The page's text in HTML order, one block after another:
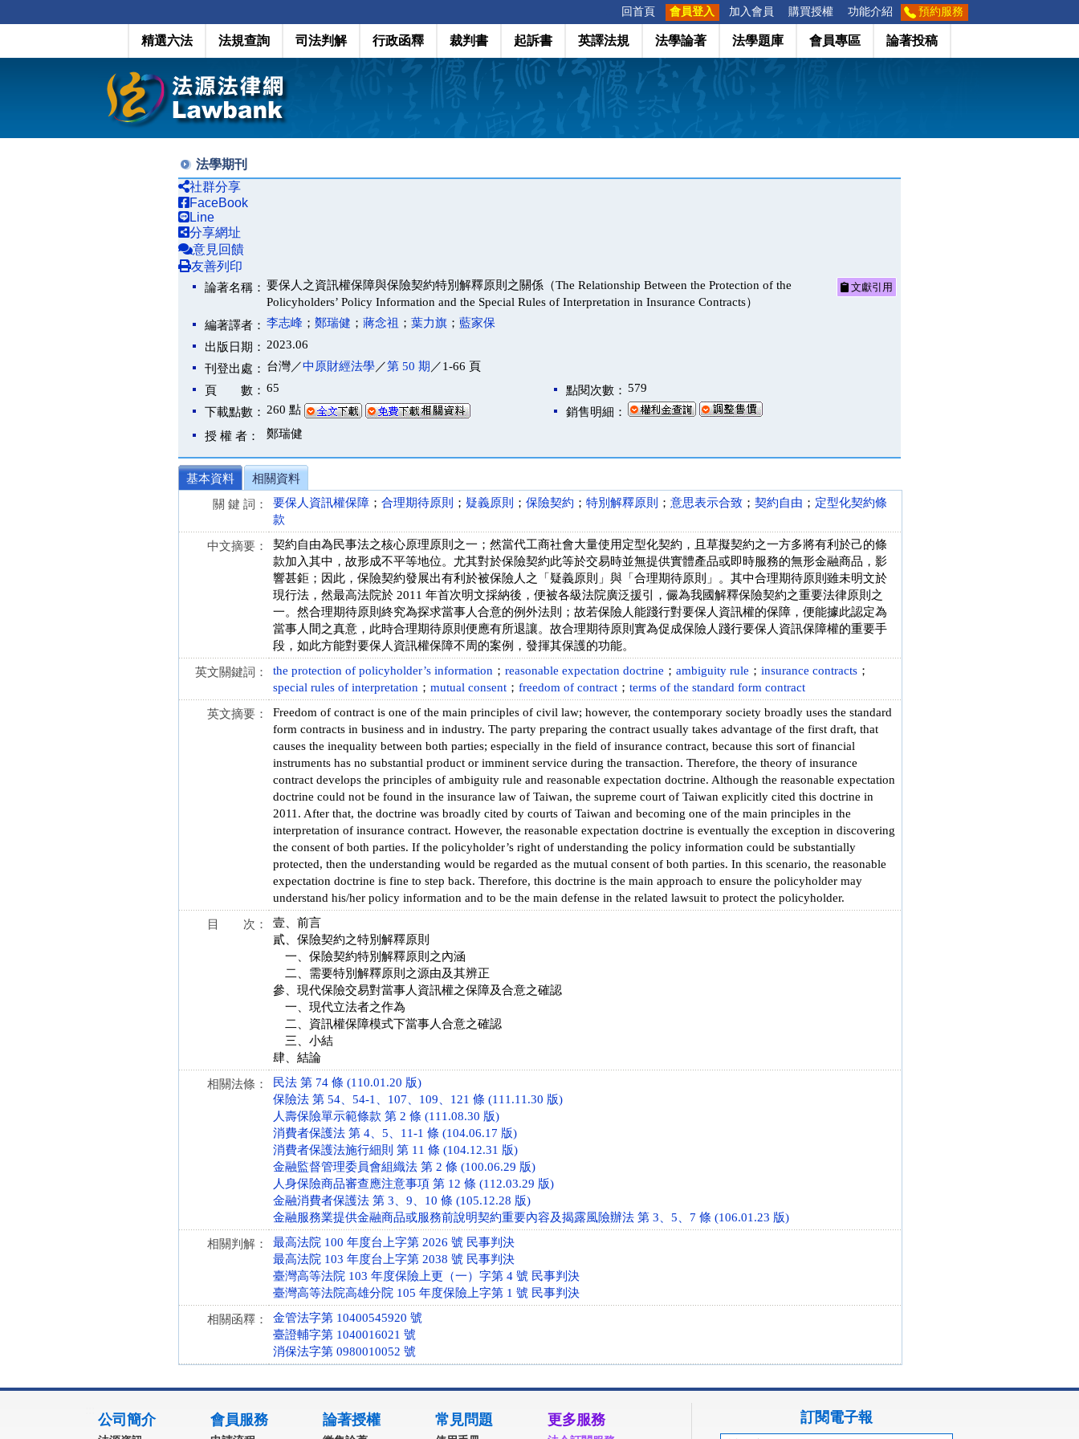
回首頁 會員登入 加入會員 購買授權 功能介紹 預約服務
精選六法 法規查詢 司法判解 行政函釋 裁判書 起訴書 英譯法規 法學論著 法學題庫 會員專區 論著投稿
法學期刊
社群分享
FaceBook
Line
分享網址
意見回饋
友善列印
論著名稱： 要保人之資訊權保障與保險契約特別解釋原則之關係（The Relationship Between the Protection of the
Policyholders’ Policy Information and the Special Rules of Interpretation in Insurance Contracts）
文獻引用
編著譯者： 李志峰 ； 鄭瑞健 ； 蔣念祖 ； 葉力旗 ； 藍家保
出版日期： 2023.06
刊登出處： 台灣／中原財經法學／第 50 期 ／1-66 頁
頁 數： 65 點閱次數： 579
下載點數： 260 點
銷售明細：
授 權 者：
鄭瑞健
基本資料
相關資料
關 鍵 詞：
要保人資訊權保障 ； 合理期待原則 ； 疑義原則 ； 保險契約 ； 特別解釋原則 ； 意思表示合致 ； 契約自由 ； 定型化契約條
款
中文摘要：
契約自由為民事法之核心原理原則之一；然當代工商社會大量使用定型化契約，且草擬契約之一方多將有利於己的條
款加入其中，故形成不平等地位。尤其對於保險契約此等於交易時並無提供實體產品或即時服務的無形金融商品，影
響甚鉅；因此，保險契約發展出有利於被保險人之「疑義原則」與「合理期待原則」。其中合理期待原則雖未明文於
現行法，然最高法院於 2011 年首次明文採納後，便被各級法院廣泛援引，儼為我國解釋保險契約之重要法律原則之
一。然合理期待原則終究為探求當事人合意的例外法則；故若保險人能踐行對要保人資訊權的保障，便能據此認定為
當事人間之真意，此時合理期待原則便應有所退讓。故合理期待原則實為促成保險人踐行要保人資訊保障權的重要手
段，如此方能對要保人資訊權保障不周的案例，發揮其保護的功能。
英文關鍵詞： the protection of policyholder’s information ； reasonable expectation doctrine ； ambiguity rule ； insurance contracts ；
special rules of interpretation ； mutual consent ； freedom of contract ； terms of the standard form contract
英文摘要：
Freedom of contract is one of the main principles of civil law; however, the contemporary society broadly uses the standard
form contracts in business and in industry. The party preparing the contract usually takes advantage of the first draft, that
causes the inequality between both parties; especially in the field of insurance contract, because this sort of financial
instruments has no substantial product or imminent service during the transaction. Therefore, the theory of insurance
contract develops the principles of ambiguity rule and reasonable expectation doctrine. Although the reasonable expectation
doctrine could not be found in the insurance law of Taiwan, the supreme court of Taiwan explicitly cited this doctrine in
2011. After that, the doctrine was broadly cited by courts of Taiwan and becoming one of the main principles in the
interpretation of insurance contract. However, the reasonable expectation doctrine is eventually the exception in discovering
the consent of both parties. If the policyholder’s right of understanding the policy information could be substantially
protected, then the understanding would be regarded as the mutual consent of both parties. In this scenario, the reasonable
expectation doctrine is fine to step back. Therefore, this doctrine is the main approach to ensure the policyholder may
understand his/her policy information and to be the main defense in the related lawsuit to protect the policyholder.
目 次：
壹、前言
貳、保險契約之特別解釋原則
一、保險契約特別解釋原則之內涵
二、需要特別解釋原則之源由及其辨正
參、現代保險交易對當事人資訊權之保障及合意之確認
一、現代立法者之作為
二、資訊權保障模式下當事人合意之確認
三、小結
肆、結論
相關法條：
民法 第 74 條 (110.01.20 版)
保險法 第 54、54-1、107、109、121 條 (111.11.30 版)
人壽保險單示範條款 第 2 條 (111.08.30 版)
消費者保護法 第 4、5、11-1 條 (104.06.17 版)
消費者保護法施行細則 第 11 條 (104.12.31 版)
金融監督管理委員會組織法 第 2 條 (100.06.29 版)
人身保險商品審查應注意事項 第 12 條 (112.03.29 版)
金融消費者保護法 第 3、9、10 條 (105.12.28 版)
金融服務業提供金融商品或服務前說明契約重要內容及揭露風險辦法 第 3、5、7 條 (106.01.23 版)
相關判解：
最高法院 100 年度台上字第 2026 號 民事判決
最高法院 103 年度台上字第 2038 號 民事判決
臺灣高等法院 103 年度保險上更（一）字第 4 號 民事判決
臺灣高等法院高雄分院 105 年度保險上字第 1 號 民事判決
相關函釋：
金管法字第 10400545920 號
臺證輔字第 1040016021 號
消保法字第 0980010052 號
公司簡介 會員服務 論著授權 常見問題 更多服務 訂閱電子報